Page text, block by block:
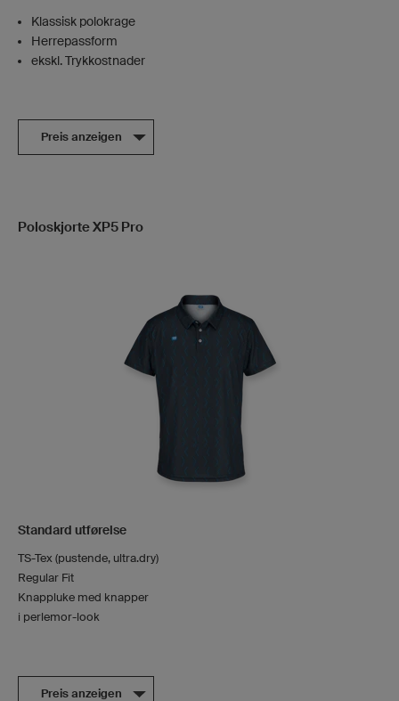
Klassisk polokrage
Herrepassform
ekskl. Trykkostnader
Preis anzeigen
Poloskjorte XP5 Pro
Standard utførelse
TS-Tex (pustende, ultra.dry)
Regular Fit
Knappluke med knapper
i perlemor-look
Preis anzeigen